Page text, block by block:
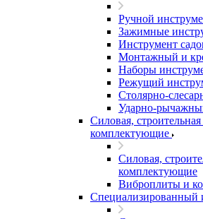
Ручной
Зажимные
Инструмент
Монтажный и
Наборы
Режущий
Столярно-
Ударно-
Силовая,
комплектующие
Силовая,
комплектующие
Виброплиты и
Специализированный